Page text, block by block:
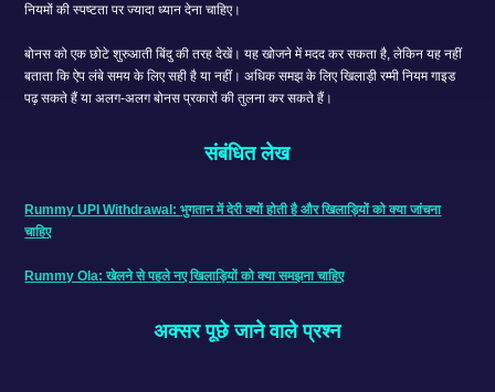
नियमों की स्पष्टता पर ज्यादा ध्यान देना चाहिए।
बोनस को एक छोटे शुरुआती बिंदु की तरह देखें। यह खोजने में मदद कर सकता है, लेकिन यह नहीं
बताता कि ऐप लंबे समय के लिए सही है या नहीं। अधिक समझ के लिए खिलाड़ी रम्मी नियम गाइड
पढ़ सकते हैं या अलग-अलग बोनस प्रकारों की तुलना कर सकते हैं।
संबंधित लेख
Rummy UPI Withdrawal: भुगतान में देरी क्यों होती है और खिलाड़ियों को क्या जांचना
चाहिए
Rummy Ola: खेलने से पहले नए खिलाड़ियों को क्या समझना चाहिए
अक्सर पूछे जाने वाले प्रश्न